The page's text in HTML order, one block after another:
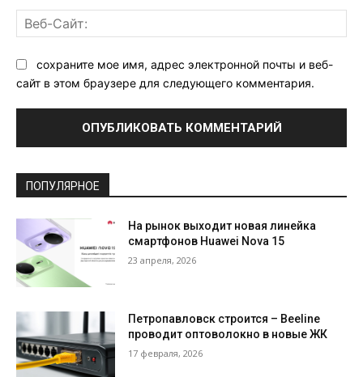
сохраните мое имя, адрес электронной почты и веб-
сайт в этом браузере для следующего комментария.
ПОПУЛЯРНОЕ
На рынок выходит новая линейка
смартфонов Huawei Nova 15
23 апреля, 2026
Петропавловск строится – Beeline
проводит оптоволокно в новые ЖК
17 февраля, 2026